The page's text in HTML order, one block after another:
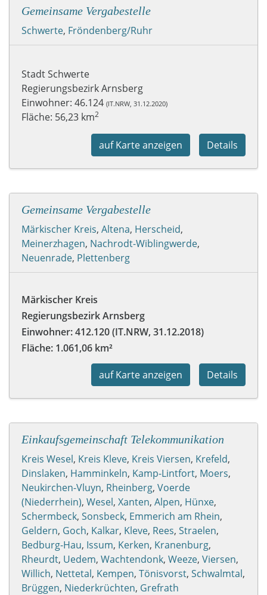
Gemeinsame Vergabestelle
Schwerte, Fröndenberg/Ruhr
Stadt Schwerte
Regierungsbezirk Arnsberg
Einwohner: 46.124 (IT.NRW, 31.12.2020)
Fläche: 56,23 km2
Details
auf Karte anzeigen
Gemeinsame Vergabestelle
Märkischer Kreis, Altena, Herscheid,
Meinerzhagen, Nachrodt-Wiblingwerde,
Neuenrade, Plettenberg
Märkischer Kreis
Regierungsbezirk Arnsberg
Einwohner: 412.120 (IT.NRW, 31.12.2018)
Fläche: 1.061,06 km²
Details
auf Karte anzeigen
Einkaufsgemeinschaft Telekommunikation
Kreis Wesel, Kreis Kleve, Kreis Viersen, Krefeld,
Dinslaken, Hamminkeln, Kamp-Lintfort, Moers,
Neukirchen-Vluyn, Rheinberg, Voerde
(Niederrhein), Wesel, Xanten, Alpen, Hünxe,
Schermbeck, Sonsbeck, Emmerich am Rhein,
Geldern, Goch, Kalkar, Kleve, Rees, Straelen,
Bedburg-Hau, Issum, Kerken, Kranenburg,
Rheurdt, Uedem, Wachtendonk, Weeze, Viersen,
Willich, Nettetal, Kempen, Tönisvorst, Schwalmtal,
Brüggen, Niederkrüchten, Grefrath